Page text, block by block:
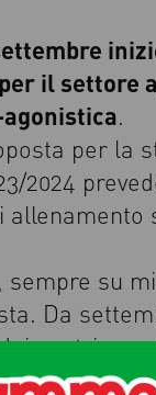
il settore
.
per la
2024
allenamento
su
Da
nostri
A-RETE